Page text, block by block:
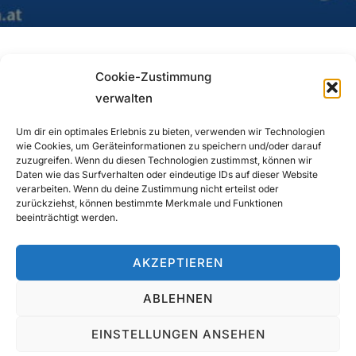
Cookie-Zustimmung
verwalten
Um dir ein optimales Erlebnis zu bieten, verwenden wir Technologien
wie Cookies, um Geräteinformationen zu speichern und/oder darauf
zuzugreifen. Wenn du diesen Technologien zustimmst, können wir
Daten wie das Surfverhalten oder eindeutige IDs auf dieser Website
verarbeiten. Wenn du deine Zustimmung nicht erteilst oder
zurückziehst, können bestimmte Merkmale und Funktionen
beeinträchtigt werden.
AKZEPTIEREN
ABLEHNEN
EINSTELLUNGEN ANSEHEN
Beitragsnavigation
Previous
Previous
Federn Sample
Copyright © 2026 Musikantenwallfahrt Mariazell